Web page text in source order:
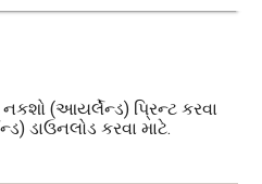
(આયર્લેન્ડ) પ્રિન્ટ કરવા
ડાઉનલોડ કરવા માટે.